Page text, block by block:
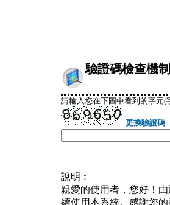
驗證碼檢查機制
請輸入您在下圖中看到的字元(
更換驗證碼
說明︰
親愛的使用者，您好！
續使用本系統。感謝您的